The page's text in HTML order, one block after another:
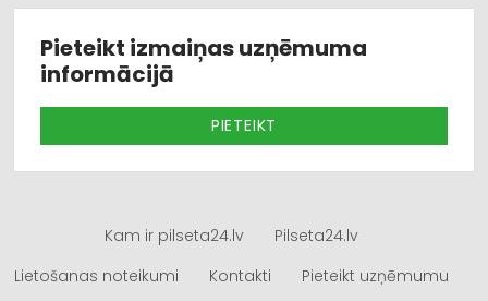
Pieteikt izmaiņas uzņēmuma
informācijā
PIETEIKT
Kam ir pilseta24.lv
Pilseta24.lv
Lietošanas noteikumi
Kontakti Pieteikt uzņēmumu